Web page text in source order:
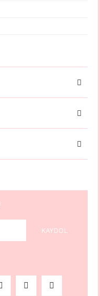
KAYDOL